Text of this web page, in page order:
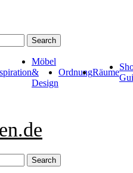
Search
Möbel
&
Design
OrdnungRäume
Search